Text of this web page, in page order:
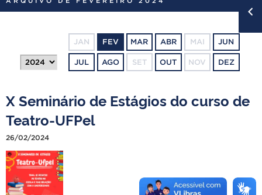
CONCURSOS
OUVIDORIA
TELEFONES
JAN FEV MAR ABR MAI JUN
JUL AGO SET OUT NOV DEZ
X Seminário de Estágios do curso de
Teatro-UFPel
26/02/2024